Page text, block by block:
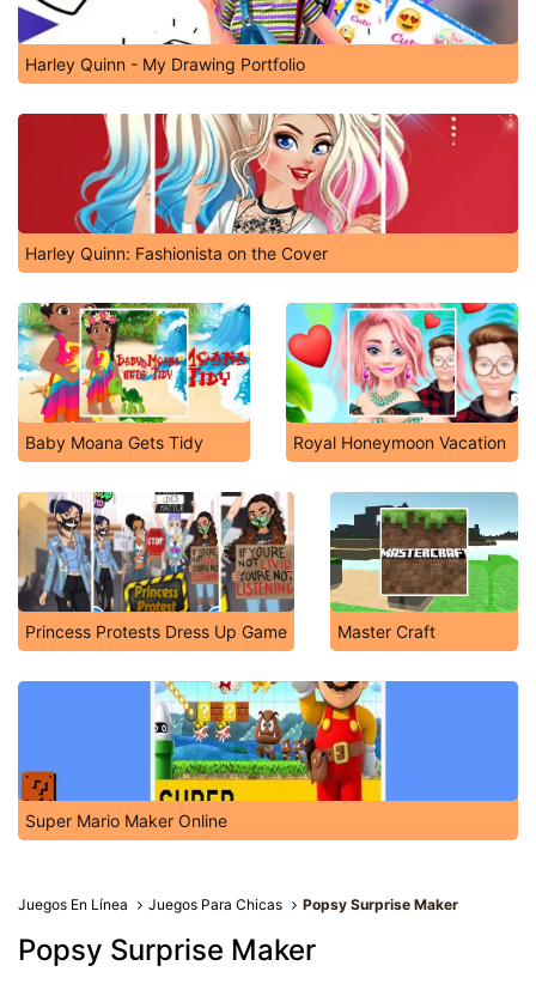
Harley Quinn - My Drawing Portfolio
Harley Quinn: Fashionista on the Cover
Baby Moana Gets Tidy Royal Honeymoon Vacation
Princess Protests Dress Up Game Master Craft
Super Mario Maker Online
Juegos En Línea Juegos Para Chicas Popsy Surprise Maker
Popsy Surprise Maker